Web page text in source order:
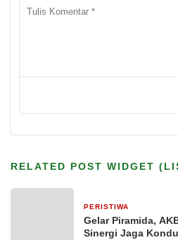
RELATED POST WIDGET
PERISTIWA
Gelar Piramida,
Sinergi Jaga